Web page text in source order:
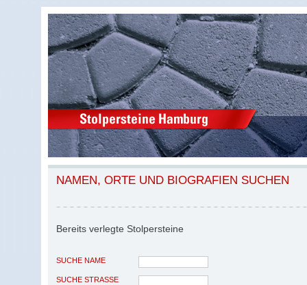
NAMEN, ORTE UND BIOGRAFIEN SUCHEN
Bereits verlegte Stolpersteine
SUCHE NAME
SUCHE STRASSE